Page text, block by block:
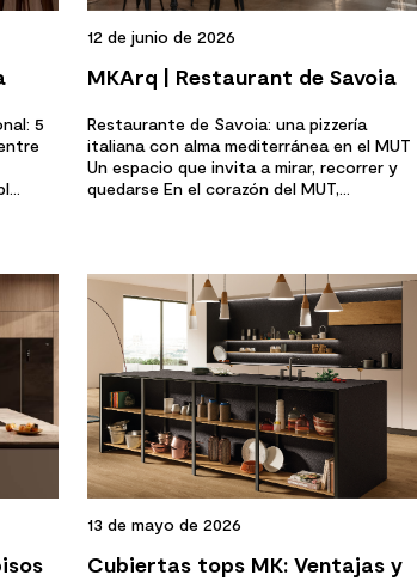
5
12 de junio de 2026
MKArq | Restaurant de Savoia
Restaurante de Savoia: una pizzería
italiana con alma mediterránea en el MUT
Un espacio que invita a mirar, recorrer y
quedarse En el corazón del MUT,...
13 de mayo de 2026
Cubiertas tops MK: Ventajas y